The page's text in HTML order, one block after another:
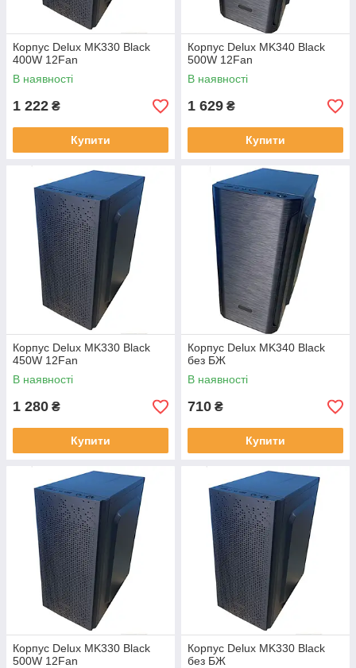
Корпус Delux MK330 Black
400W 12Fan
В наявності
1 222 ₴
Купити
Корпус Delux MK340 Black
500W 12Fan
В наявності
1 629 ₴
Купити
Корпус Delux MK330 Black
450W 12Fan
В наявності
1 280 ₴
Купити
Корпус Delux MK340 Black
без БЖ
В наявності
710 ₴
Купити
Корпус Delux MK330 Black
500W 12Fan
Корпус Delux MK330 Black
без БЖ